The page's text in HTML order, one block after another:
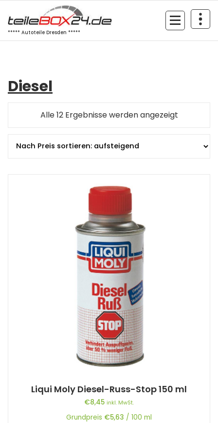
Inhalt
springen
***** Autoteile Dresden *****
Diesel
Alle 12 Ergebnisse werden angezeigtNach
Liqui Moly Diesel-Russ-Stop 150 ml
€8,45 inkl. MwSt.
Grundpreis €5,63 / 100 ml